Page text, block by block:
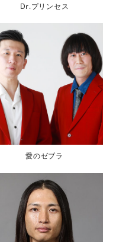
Dr.プリンセス
愛のゼブラ